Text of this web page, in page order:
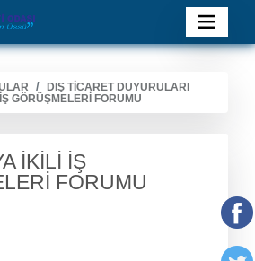
DIŞ TİCARET DUYURULARI
GÖRÜŞMELERİ FORUMU
İKİLİ İŞ
FORUMU